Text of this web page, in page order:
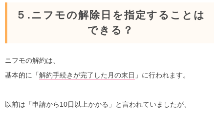
５.ニフモの解除日を指定することは
できる？
ニフモの解約は、
基本的に「解約手続きが完了した月の末日 」に行われます。
以前は「申請から10日以上かかる」と言われていましたが、